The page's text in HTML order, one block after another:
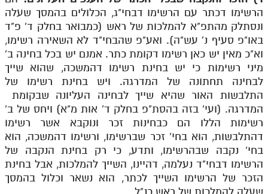
הזמן סט תע"ס
הזמן סט תלמוד עשר הספירות
ספרים להורדה
מנוע חיפוש בספרים
תלמוד עשר הספירות בעיון
תלמוד עשר הספירות חלק א
תע"ס חלק ב' עיון
הרשימו דכתר עם הרשימו דבחי"ג, הכלולים בהמסך שעלה
ונסתלק מהתפ"א להמלכות של ראש (כמבואר בחלק ד' פ"ד
באו"פ סעיף נ' עש"ה). ואע"פ שהבחי"ד לא השאירה רשימו,
וא"כ מאין יש כאן רשימו דקומת כתר. אמנם יש בכל בחינה ב'
מיני רשימות כי יש בחינת רשימו דהמשכה, שהוא שייך
לבחינה תחתונה של המדרגה. ויש בחינת רשימו של
התלבשות האור שהיא שייך לבחינה העליונה שבקומת
המדרגה. (ועי' בזה בהסת"פ בחלק ד' אות מ"א) ויחס של ב'
רשימות הללו הם כבחינות זכר ונוקבא אשר רשימו
דהתלבשות, הוא בחי' זכר שברשימו, ורשימו דהמשכה, הוא
בחי' נקבה שבהרשימו, ותדע, כי רק בחינת הנקבה של
הרשימו דבחי"ד נעלמה, דהיינו, השייך להמלכות, אבל בחינת
הזכר של הרשימו השייך לכתר, הוא נשאר וכלול בהמסך